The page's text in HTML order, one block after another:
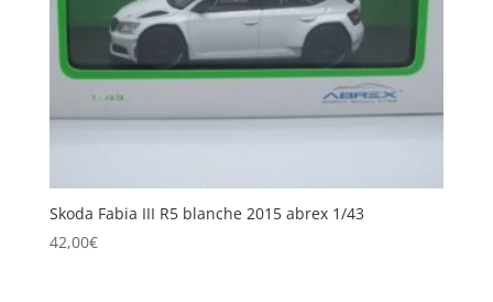
Skoda Fabia III R5 blanche 2015 abrex 1/43
42,00€